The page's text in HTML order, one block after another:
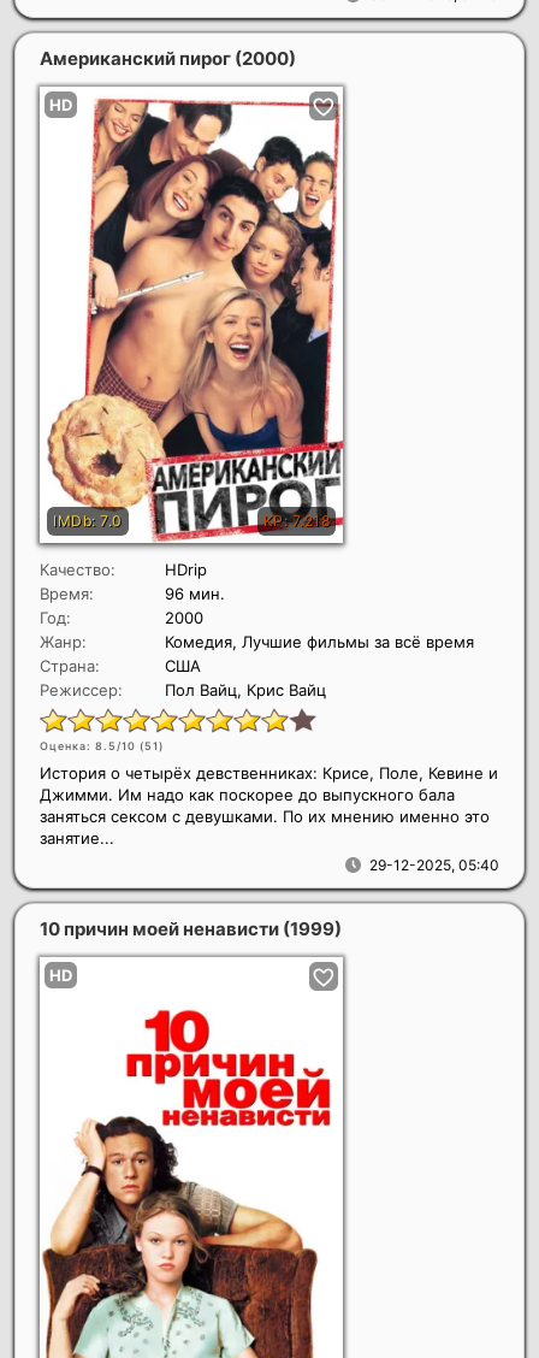
Американский пирог (2000)
Качество:
HDrip
Время:
96 мин.
Год:
2000
Жанр:
Комедия, Лучшие фильмы за всё время
Страна:
США
Режиссер:
Пол Вайц, Крис Вайц
Оценка: 8.5/10 (51)
29-12-2025, 05:40
История о четырёх девственниках: Крисе, Поле, Кевине и
Джимми. Им надо как поскорее до выпускного бала
заняться сексом с девушками. По их мнению именно это
занятие...
10 причин моей ненависти (1999)